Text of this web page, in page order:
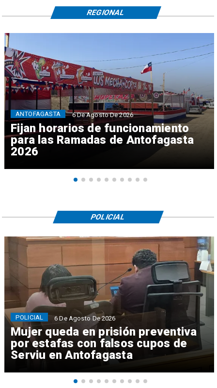
Fijan horarios de funcionamiento
para las Ramadas de Antofagasta
2026
ANTOFAGASTA 6 De Agosto De 2026
REGIONAL
Mujer queda en prisión preventiva
por estafas con falsos cupos de
Serviu en Antofagasta
POLICIAL 6 De Agosto De 2026
POLICIAL